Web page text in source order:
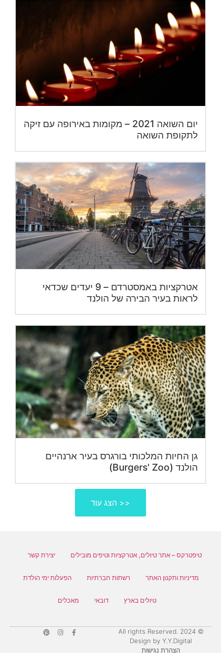
יום השואה 2021 – מקומות באירופה עם זיקה
לתקופת השואה
אטרקציות באמסטרדם – 9 יעדים שכדאי
לראות בעיר הבירה של הולנד
גן החיות המלכותי בורגרס בעיר ארנהיים
הולנד (Burgers' Zoo)
הצג עוד >>
טיפטרקס – אתר טיולים, אטרקציות וטיפים מובילים יצירת קשר
מדיניות ותקנון האתר רשתות חברתיות הפעלות ימי הולדת
טיולים בארץ דובאי מאכלים
© 2024 All rights Reserved.
Design by Y.Y.Digital
הצהרת נגישות